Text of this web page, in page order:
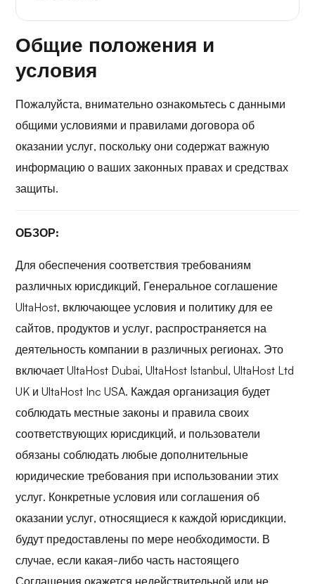
Общие положения и
условия
Пожалуйста, внимательно ознакомьтесь с данными
общими условиями и правилами договора об
оказании услуг, поскольку они содержат важную
информацию о ваших законных правах и средствах
защиты.
ОБЗОР:
Для обеспечения соответствия требованиям
различных юрисдикций, Генеральное соглашение
UltaHost, включающее условия и политику для ее
сайтов, продуктов и услуг, распространяется на
деятельность компании в различных регионах. Это
включает UltaHost Dubai, UltaHost Istanbul, UltaHost Ltd
UK и UltaHost Inc USA. Каждая организация будет
соблюдать местные законы и правила своих
соответствующих юрисдикций, и пользователи
обязаны соблюдать любые дополнительные
юридические требования при использовании этих
услуг. Конкретные условия или соглашения об
оказании услуг, относящиеся к каждой юрисдикции,
будут предоставлены по мере необходимости. В
случае, если какая-либо часть настоящего
Соглашения окажется недействительной или не